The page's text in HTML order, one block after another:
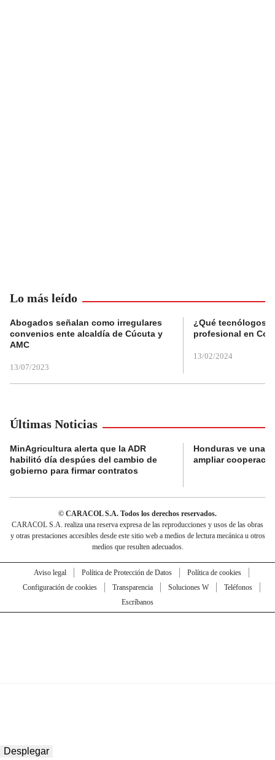
Lo más leído
Abogados señalan como irregulares
convenios ente alcaldía de Cúcuta y
AMC
13/07/2023
¿Qué tecnólogos
profesional en
13/02/2024
Últimas Noticias
MinAgricultura alerta que la ADR
habilitó día despúes del cambio de
gobierno para firmar contratos
Honduras ve una
ampliar
© CARACOL S.A. Todos los derechos reservados.
CARACOL S.A. realiza una reserva expresa de las reproducciones y usos de las obras
y otras prestaciones accesibles desde este sitio web a medios de lectura mecánica u otros
medios que resulten adecuados.
Aviso legal Política de Protección de Datos
Política de cookies
Configuración de cookies
Transparencia Soluciones W
Teléfonos
Escríbanos
Desplegar